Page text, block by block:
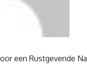
een Rustgevende